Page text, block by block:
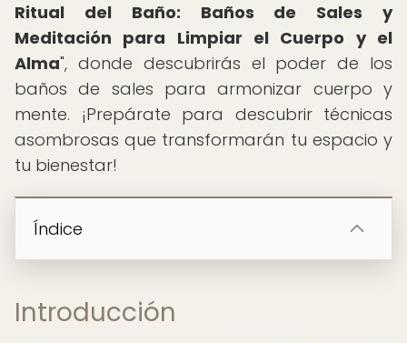
Ritual del Baño: Baños de Sales y
Meditación para Limpiar el Cuerpo y el
Alma", donde descubrirás el poder de los
baños de sales para armonizar cuerpo y
mente. ¡Prepárate para descubrir técnicas
asombrosas que transformarán tu espacio y
tu bienestar!
Índice
Introducción